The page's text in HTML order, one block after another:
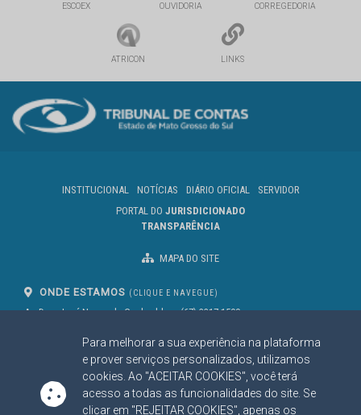
Para melhorar a sua experiência na plataforma
e prover serviços personalizados, utilizamos
cookies. Ao "ACEITAR COOKIES", você terá
acesso a todas as funcionalidades do site. Se
clicar em "REJEITAR COOKIES", apenas os
ESCOEX OUVIDORIA CORREGEDORIA
ATRICON LINKS
INSTITUCIONAL NOTÍCIAS DIÁRIO OFICIAL
SERVIDOR
PORTAL DO JURISDICIONADO
TRANSPARÊNCIA
MAPA DO SITE
ONDE ESTAMOS (CLIQUE E NAVEGUE)
Av. Des. José Nunes da Cunha, bloco
Campo Grande/MS
CEP: 79031-310
(67) 3317-1500
SIGA NOSSAS REDES SOCIAIS